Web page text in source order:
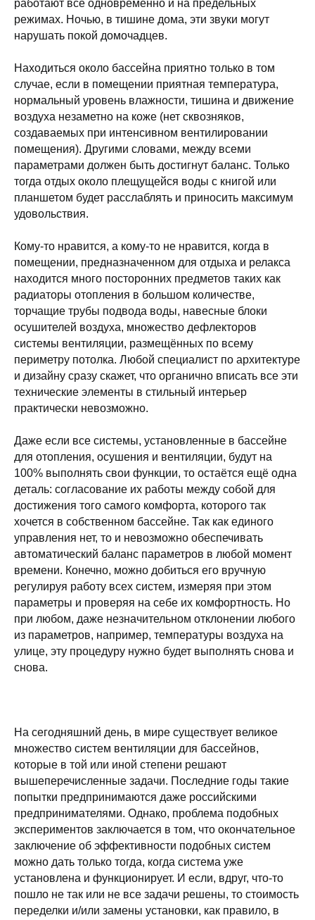
работают все одновременно и на предельных
режимах. Ночью, в тишине дома, эти звуки могут
нарушать покой домочадцев.
Находиться около бассейна приятно только в том
случае, если в помещении приятная температура,
нормальный уровень влажности, тишина и движение
воздуха незаметно на коже (нет сквозняков,
создаваемых при интенсивном вентилировании
помещения). Другими словами, между всеми
параметрами должен быть достигнут баланс. Только
тогда отдых около плещущейся воды с книгой или
планшетом будет расслаблять и приносить максимум
удовольствия.
Кому-то нравится, а кому-то не нравится, когда в
помещении, предназначенном для отдыха и релакса
находится много посторонних предметов таких как
радиаторы отопления в большом количестве,
торчащие трубы подвода воды, навесные блоки
осушителей воздуха, множество дефлекторов
системы вентиляции, размещённых по всему
периметру потолка. Любой специалист по архитектуре
и дизайну сразу скажет, что органично вписать все эти
технические элементы в стильный интерьер
практически невозможно.
Даже если все системы, установленные в бассейне
для отопления, осушения и вентиляции, будут на
100% выполнять свои функции, то остаётся ещё одна
деталь: согласование их работы между собой для
достижения того самого комфорта, которого так
хочется в собственном бассейне. Так как единого
управления нет, то и невозможно обеспечивать
автоматический баланс параметров в любой момент
времени. Конечно, можно добиться его вручную
регулируя работу всех систем, измеряя при этом
параметры и проверяя на себе их комфортность. Но
при любом, даже незначительном отклонении любого
из параметров, например, температуры воздуха на
улице, эту процедуру нужно будет выполнять снова и
снова.
На сегодняшний день, в мире существует великое
множество систем вентиляции для бассейнов,
которые в той или иной степени решают
вышеперечисленные задачи. Последние годы такие
попытки предпринимаются даже российскими
предпринимателями. Однако, проблема подобных
экспериментов заключается в том, что окончательное
заключение об эффективности подобных систем
можно дать только тогда, когда система уже
установлена и функционирует. И если, вдруг, что-то
пошло не так или не все задачи решены, то стоимость
переделки и/или замены установки, как правило, в